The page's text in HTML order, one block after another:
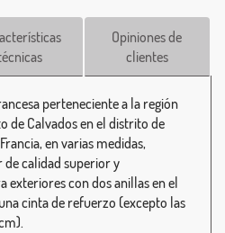
Opiniones de
clientes
perteneciente a la región
de Calvados en el distrito de
en varias medidas,
de calidad superior y
exteriores con dos anillas en el
cinta de refuerzo (excepto las